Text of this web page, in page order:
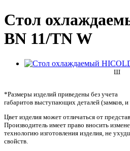
Стол
BN 11/TN W
Ш
*Размеры изделий приведены без учета
габаритов выступающих деталей (замков, и
Цвет изделия может отличаться от
Производитель имеет право вносить
технологию изготовления изделия, не
свойств.